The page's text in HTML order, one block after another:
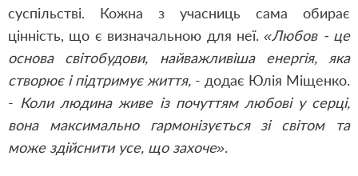
суспільстві. Кожна з учасниць сама обирає
цінність, що є визначальною для неї.«Любов - це
основа світобудови, найважливіша енергія, яка
створює і підтримує життя, - додає Юлія Міщенко.
- Коли людина живе із почуттям любові у серці,
вона максимально гармонізується зі світом та
може здійснити усе, що захоче».